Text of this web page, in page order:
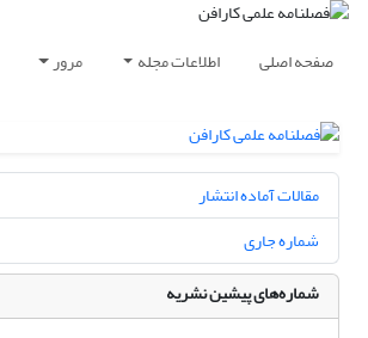
صفحه اصلی اطلاعات مجله مرور
مقالات آماده انتشار
شماره جاری
شماره‌های پیشین نشریه